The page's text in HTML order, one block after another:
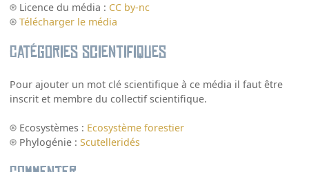
Licence du média : CC by-nc
Télécharger le média
Catégories scientifiques
Pour ajouter un mot clé scientifique à ce média il faut être
inscrit et membre du collectif scientifique.
Ecosystèmes : Ecosystème forestier
Phylogénie :Scutelleridés